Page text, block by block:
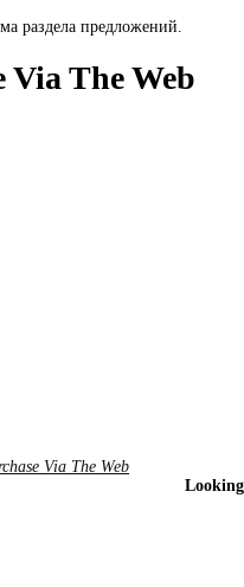
раздела предложений.
Via The Web
Via The Web